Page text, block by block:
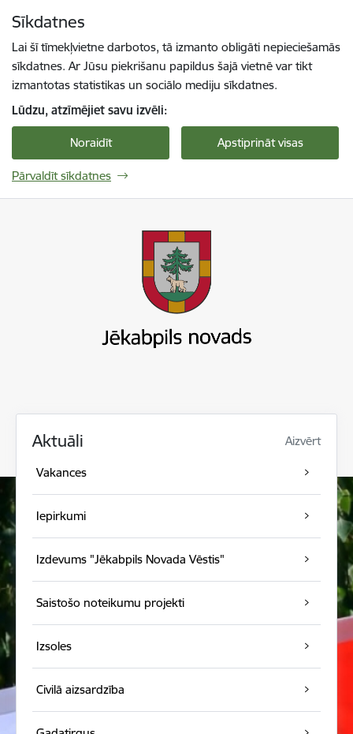
Sīkdatnes
Lai šī tīmekļvietne darbotos, tā izmanto obligāti nepieciešamās
sīkdatnes. Ar Jūsu piekrišanu papildus šajā vietnē var tikt
izmantotas statistikas un sociālo mediju sīkdatnes.
Lūdzu, atzīmējiet savu izvēli:
Noraidīt Apstiprināt visas
Pārvaldīt sīkdatnes
Aktuāli Aizvērt
Vakances
Iepirkumi
Izdevums "Jēkabpils Novada Vēstis"
Saistošo noteikumu projekti
Izsoles
Civilā aizsardzība